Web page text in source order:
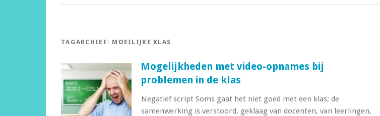
TAGARCHIEF: MOEILIJKE KLAS
Mogelijkheden met video-opnames bij
problemen in de klas
Negatief script Soms gaat het niet goed met een klas; de
samenwerking is verstoord, geklaag van docenten, van leerlingen,